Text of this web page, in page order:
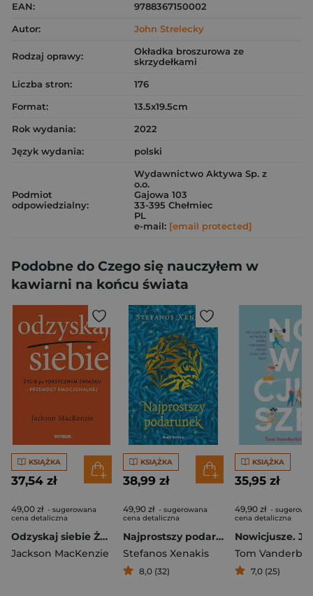
EAN:
9788367150002
Autor:
John Strelecky
Rodzaj oprawy:
Okładka broszurowa ze
skrzydełkami
Liczba stron:
176
Format:
13.5x19.5cm
Rok wydania:
2022
Język wydania:
polski
Podmiot
odpowiedzialny:
Wydawnictwo Aktywa Sp. z
o.o.
Gajowa 103
33-395 Chełmiec
PL
e-mail: [email protected]
Podobne do Czego się nauczyłem w
kawiarni na końcu świata
KSIĄŻKA
37,54 zł
49,00 zł - sugerowana
cena detaliczna
Odzyskaj siebie Życie po toksycznym związku i przemocy emocjonalnej
Jackson MacKenzie
KSIĄŻKA
38,99 zł
49,90 zł - sugerowana
cena detaliczna
Najprostszy podarunek
Stefanos Xenakis
8,0 (32)
KSIĄŻKA
35,95 zł
49,90 zł -
cena detaliczna
Tom Vanderbilt
7,0 (25)